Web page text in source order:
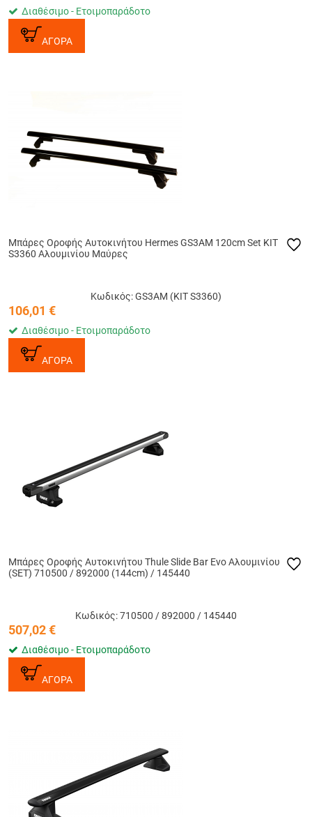
Διαθέσιμο - Ετοιμοπαράδοτο
ΑΓΟΡΑ
Μπάρες Οροφής Αυτοκινήτου Hermes GS3AM 120cm Set KIT
S3360 Αλουμινίου Μαύρες
Κωδικός: GS3AM (KIT S3360)
106,01 €
Διαθέσιμο - Ετοιμοπαράδοτο
ΑΓΟΡΑ
Μπάρες Οροφής Αυτοκινήτου Thule Slide Bar Evo Αλουμινίου
(SET) 710500 / 892000 (144cm) / 145440
Κωδικός: 710500 / 892000 / 145440
507,02€
Διαθέσιμο - Ετοιμοπαράδοτο
ΑΓΟΡΑ